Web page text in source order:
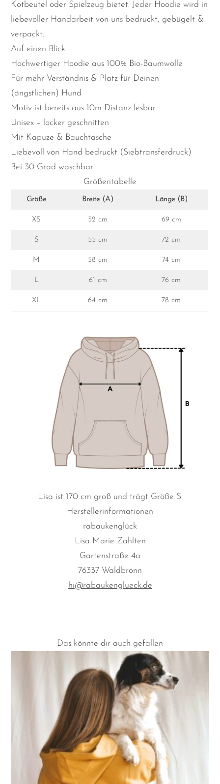
Kotbeutel oder Spielzeug bietet. Jeder Hoodie wird in
liebevoller Handarbeit von uns bedruckt, gebügelt &
verpackt.
Auf einen Blick:
Hochwertiger Hoodie aus 100% Bio-Baumwolle
Für mehr Verständnis & Platz für Deinen
(ängstlichen) Hund
Motiv ist bereits aus 10m Distanz lesbar
Unisex – locker geschnitten
Mit Kapuze & Bauchtasche
Liebevoll von Hand bedruckt (Siebtransferdruck)
Bei 30 Grad waschbar
Größentabelle
Größe Breite (A) Länge (B)
XS 52 cm 69 cm
S 55 cm 72 cm
M 58 cm 74 cm
L 61 cm 76 cm
XL 64 cm 78 cm
Lisa ist 170 cm groß und trägt Größe S.
Herstellerinformationen
rabaukenglück
Lisa Marie Zahlten
Gartenstraße 4a
76337 Waldbronn
hi@rabaukenglueck.de
Das könnte dir auch gefallen